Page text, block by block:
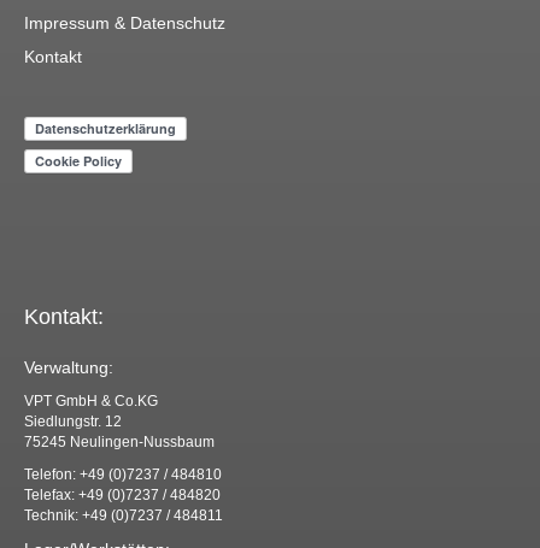
Impressum & Datenschutz
Kontakt
Kontakt:
Verwaltung:
VPT GmbH & Co.KG
Siedlungstr. 12
75245 Neulingen-Nussbaum
Telefon: +49 (0)7237 / 484810
Telefax: +49 (0)7237 / 484820
Technik: +49 (0)7237 / 484811